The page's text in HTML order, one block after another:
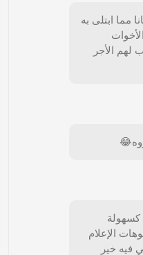
مما ابتلى به
لهم الأجر
الإعلام
فيه خير